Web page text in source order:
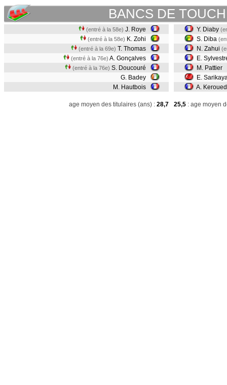
BANCS DE
(entré à la 58e) J. Roye
(entré à la 58e) K. Zohi
(entré à la 69e) T. Thomas
(entré à la 76e) A. Gonçalves
(entré à la 76e) S. Doucouré
G. Badey
M. Hautbois
Y. Diaby
S. Diba
N. Zahui
E.
M. Pattier
E.
A.
age moyen des titulaires (ans) : 28,7 25,5 : age moyen